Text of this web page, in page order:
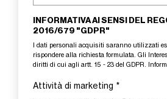
INFORMATIVA AI SENSI DEL
2016/679 "GDPR"
I dati personali acquisiti saranno utilizzati
rispondere alla richiesta formulata. Gli
diritti di cui agli artt. 15 - 23 del GDPR.
Attività di marketing *